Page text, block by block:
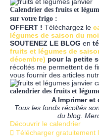
Calendrier des fruits et
sur votre frigo :
OFFERT ! Téléchargez le
légumes de saison du
SOUTENEZ LE BLOG en
fruits et légumes de
décembre) pour la petite
récoltés me permettent de
vous fournir des articles
calendrier des fruits et
A Imprimer
Tous les fonds récoltés
du blog.
Découvrir le calendrier
Télécharger gratuitement